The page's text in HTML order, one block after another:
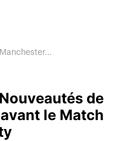
de
le Match